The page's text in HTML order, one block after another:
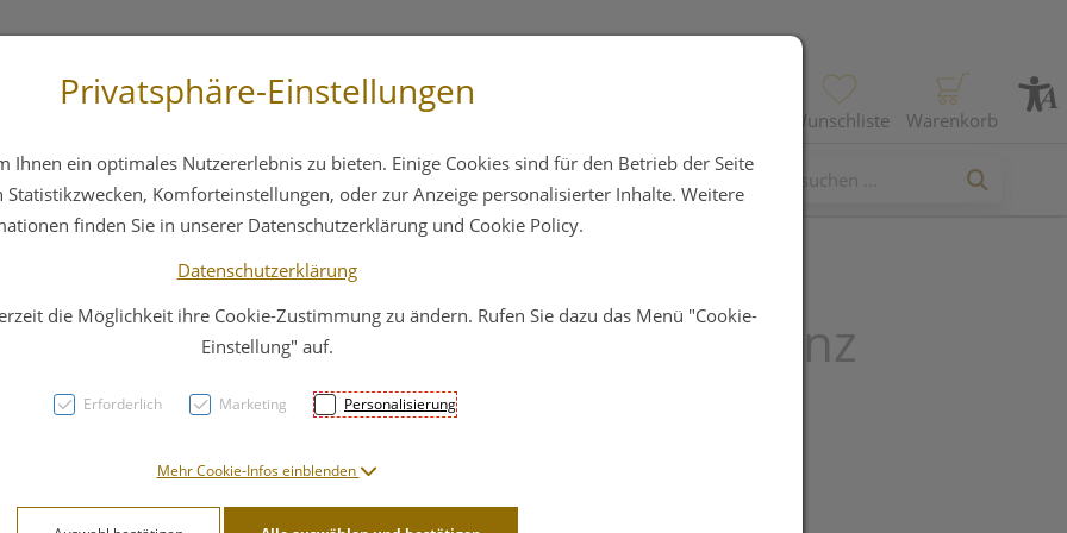
Wunschliste Warenkorb
Hautpflege Familie Nahrungsergänzung
Hopfenzapfen ganz
PZN: 4791642
Privatsphäre-Einstellungen
Ihnen ein optimales Nutzererlebnis zu bieten. Einige Cookies sind für den Betrieb der Seite
Komforteinstellungen, oder zur Anzeige personalisierter Inhalte. Weitere
finden Sie in unserer Datenschutzerklärung und Cookie Policy.
Datenschutzerklärung
die Möglichkeit ihre Cookie-Zustimmung zu ändern. Rufen Sie dazu das Menü "Cookie-
Einstellung" auf.
Erforderlich Marketing Personalisierung
Mehr Cookie-Infos einblenden